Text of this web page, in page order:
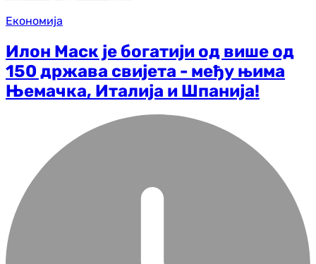
Економија
Илон Маск је богатији од више од
150 држава свијета - међу њима
Њемачка, Италија и Шпанија!